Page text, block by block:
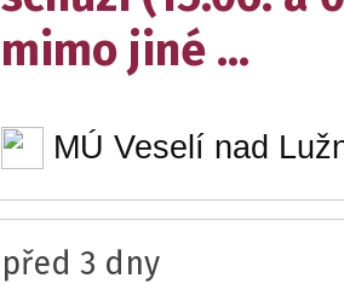
mimo jiné ...
MÚ Veselí nad
před 3 dny